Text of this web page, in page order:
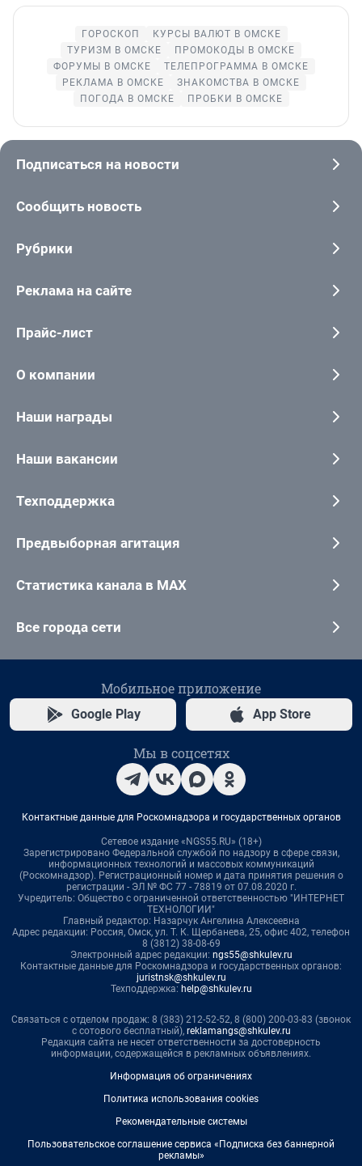
ГОРОСКОП
КУРСЫ ВАЛЮТ В ОМСКЕ
ТУРИЗМ В ОМСКЕ
ПРОМОКОДЫ В ОМСКЕ
ФОРУМЫ В ОМСКЕ
ТЕЛЕПРОГРАММА В ОМСКЕ
РЕКЛАМА В ОМСКЕ
ЗНАКОМСТВА В ОМСКЕ
ПОГОДА В ОМСКЕ
ПРОБКИ В ОМСКЕ
Подписаться на новости
Сообщить новость
Рубрики
Реклама на сайте
Прайс-лист
О компании
Наши награды
Наши вакансии
Техподдержка
Предвыборная агитация
Статистика канала в MAX
Все города сети
Мобильное приложение
Google Play App Store
Мы в соцсетях
Контактные данные для Роскомнадзора и государственных органов
Сетевое издание «NGS55.RU» (18+)
Зарегистрировано Федеральной службой по надзору в сфере связи,
информационных технологий и массовых коммуникаций
(Роскомнадзор). Регистрационный номер и дата принятия решения о
регистрации - ЭЛ № ФС 77 - 78819 от 07.08.2020 г.
Учредитель: Общество с ограниченной ответственностью "ИНТЕРНЕТ
ТЕХНОЛОГИИ"
Главный редактор: Назарчук Ангелина Алексеевна
Адрес редакции: Россия, Омск, ул. Т. К. Щербанева, 25, офис 402, телефон
8 (3812) 38-08-69
Электронный адрес редакции: ngs55@shkulev.ru
Контактные данные для Роскомнадзора и государственных органов:
juristnsk@shkulev.ru
Техподдержка: help@shkulev.ru
Связаться с отделом продаж: 8 (383) 212-52-52, 8 (800) 200-03-83 (звонок
с сотового бесплатный), reklamangs@shkulev.ru
Редакция сайта не несет ответственности за достоверность
информации, содержащейся в рекламных объявлениях.
Информация об ограничениях
Политика использования cookies
Рекомендательные системы
Пользовательское соглашение сервиса «Подписка без баннерной
рекламы»